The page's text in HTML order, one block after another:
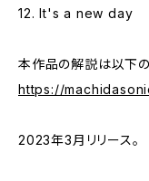
12. It's a new day
本作品の解説は以下の
https://
2023年3月リリース。